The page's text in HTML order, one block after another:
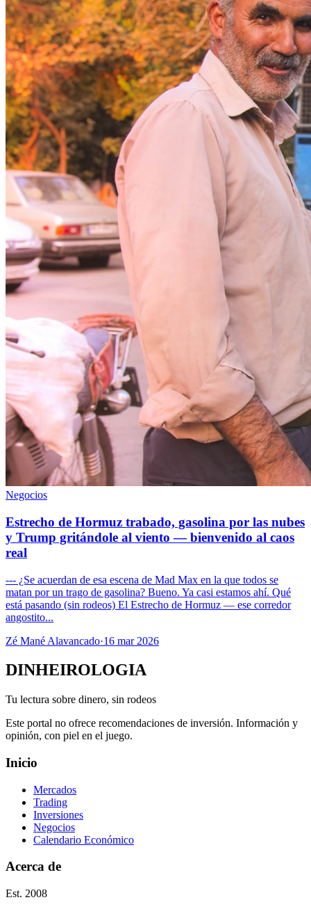
Negocios
Estrecho de Hormuz trabado, gasolina por las nubes
y Trump gritándole al viento — bienvenido al caos
real
--- ¿Se acuerdan de esa escena de Mad Max en la que todos se
matan por un trago de gasolina? Bueno. Ya casi estamos ahí. Qué
está pasando (sin rodeos) El Estrecho de Hormuz — ese corredor
angostito...
Zé Mané Alavancado·16 mar 2026
DINHEIROLOGIA
Tu lectura sobre dinero, sin rodeos
Este portal no ofrece recomendaciones de inversión. Información y
opinión, con piel en el juego.
Inicio
Mercados
Trading
Inversiones
Negocios
Calendario Económico
Acerca de
Est. 2008